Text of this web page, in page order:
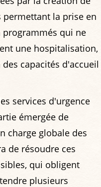
la prise en
programmés qui ne
une hospitalisation,
capacités d'accueil
services d'urgence
émergée de
charge globale des
de résoudre ces
qui obligent
plusieurs